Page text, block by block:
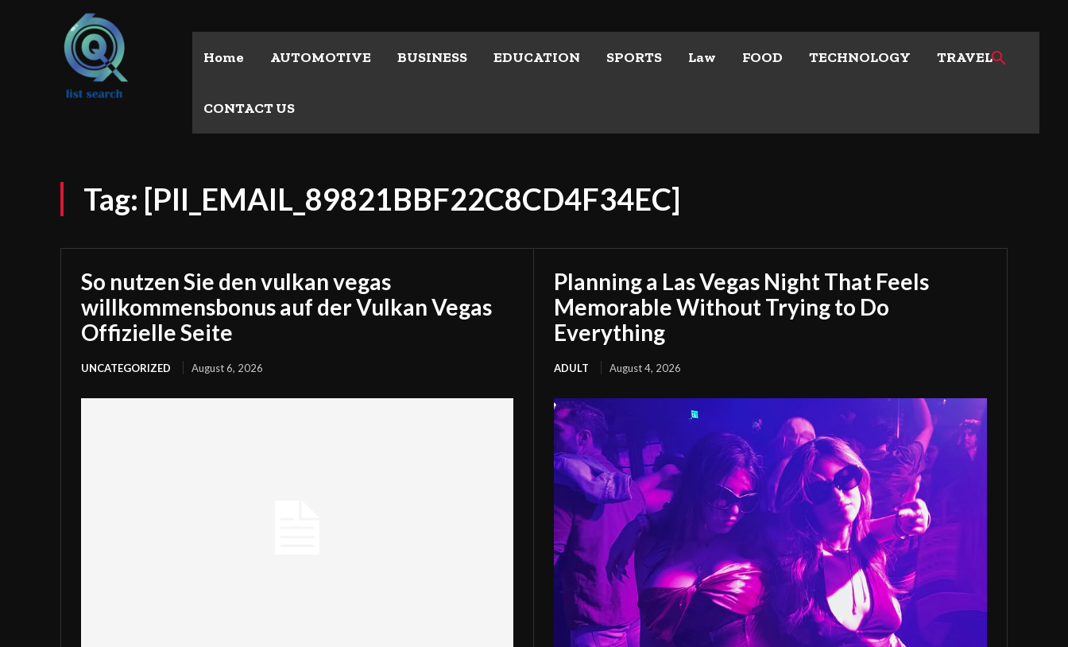
Home AUTOMOTIVE BUSINESS EDUCATION SPORTS Law FOOD TECHNOLOGY TRAVEL
CONTACT US
Tag: [PII_EMAIL_89821BBF22C8CD4F34EC]
So nutzen Sie den vulkan vegas
willkommensbonus auf der Vulkan Vegas
Offizielle Seite
UNCATEGORIZED August 6, 2026
Planning a Las Vegas Night That Feels
Memorable Without Trying to Do
Everything
ADULT August 4, 2026